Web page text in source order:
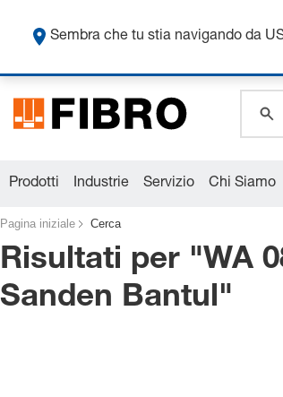
Prodotti Industrie Servizio Chi Siamo
Pagina iniziale Cerca
Risultati per "WA
Sanden Bantul"
Sembra che tu stia navigando da